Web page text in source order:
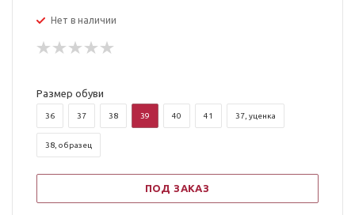
Нет в наличии
Размер обуви
36 37 38 39 40 41 37, уценка
38, образец
ПОД ЗАКАЗ